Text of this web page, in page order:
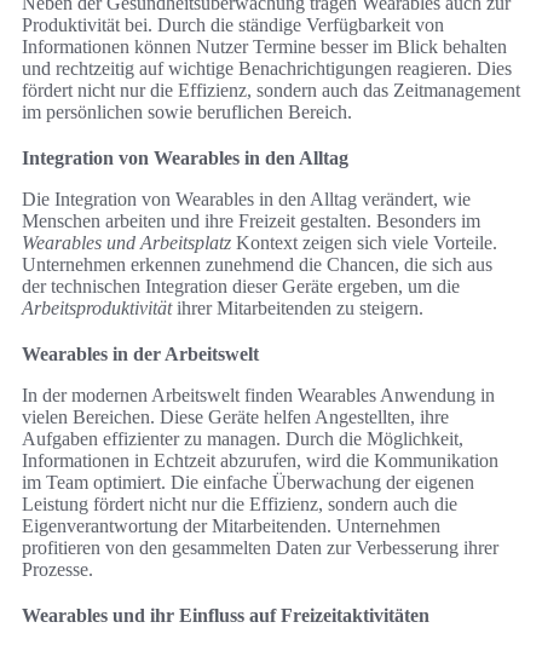
Produktivität bei. Durch die ständige Verfügbarkeit von
Informationen können Nutzer Termine besser im Blick behalten
und rechtzeitig auf wichtige Benachrichtigungen reagieren. Dies
fördert nicht nur die Effizienz, sondern auch das Zeitmanagement
im persönlichen sowie beruflichen Bereich.
Integration von Wearables in den Alltag
Die Integration von Wearables in den Alltag verändert, wie
Menschen arbeiten und ihre Freizeit gestalten. Besonders im
Wearables und Arbeitsplatz Kontext zeigen sich viele Vorteile.
Unternehmen erkennen zunehmend die Chancen, die sich aus
der technischen Integration dieser Geräte ergeben, um die
Arbeitsproduktivitätihrer Mitarbeitenden zu steigern.
Wearables in der Arbeitswelt
In der modernen Arbeitswelt finden Wearables Anwendung in
vielen Bereichen. Diese Geräte helfen Angestellten, ihre
Aufgaben effizienter zu managen. Durch die Möglichkeit,
Informationen in Echtzeit abzurufen, wird die Kommunikation
im Team optimiert. Die einfache Überwachung der eigenen
Leistung fördert nicht nur die Effizienz, sondern auch die
Eigenverantwortung der Mitarbeitenden. Unternehmen
profitieren von den gesammelten Daten zur Verbesserung ihrer
Prozesse.
Wearables und ihr Einfluss auf Freizeitaktivitäten